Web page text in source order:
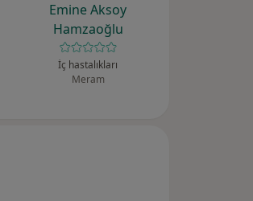
Emine Aksoy
Hamzaoğlu
İç hastalıkları
Meram